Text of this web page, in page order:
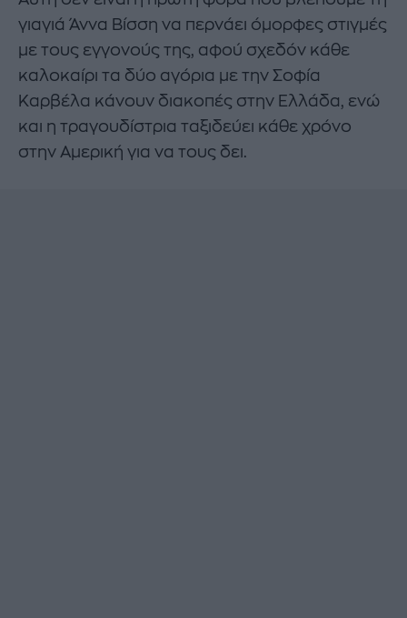
γιαγιά Άννα Βίσση να περνάει όμορφες στιγμές
με τους εγγονούς της, αφού σχεδόν κάθε
καλοκαίρι τα δύο αγόρια με την Σοφία
Καρβέλα κάνουν διακοπές στην Ελλάδα, ενώ
και η τραγουδίστρια ταξιδεύει κάθε χρόνο
στην Αμερική για να τους δει.